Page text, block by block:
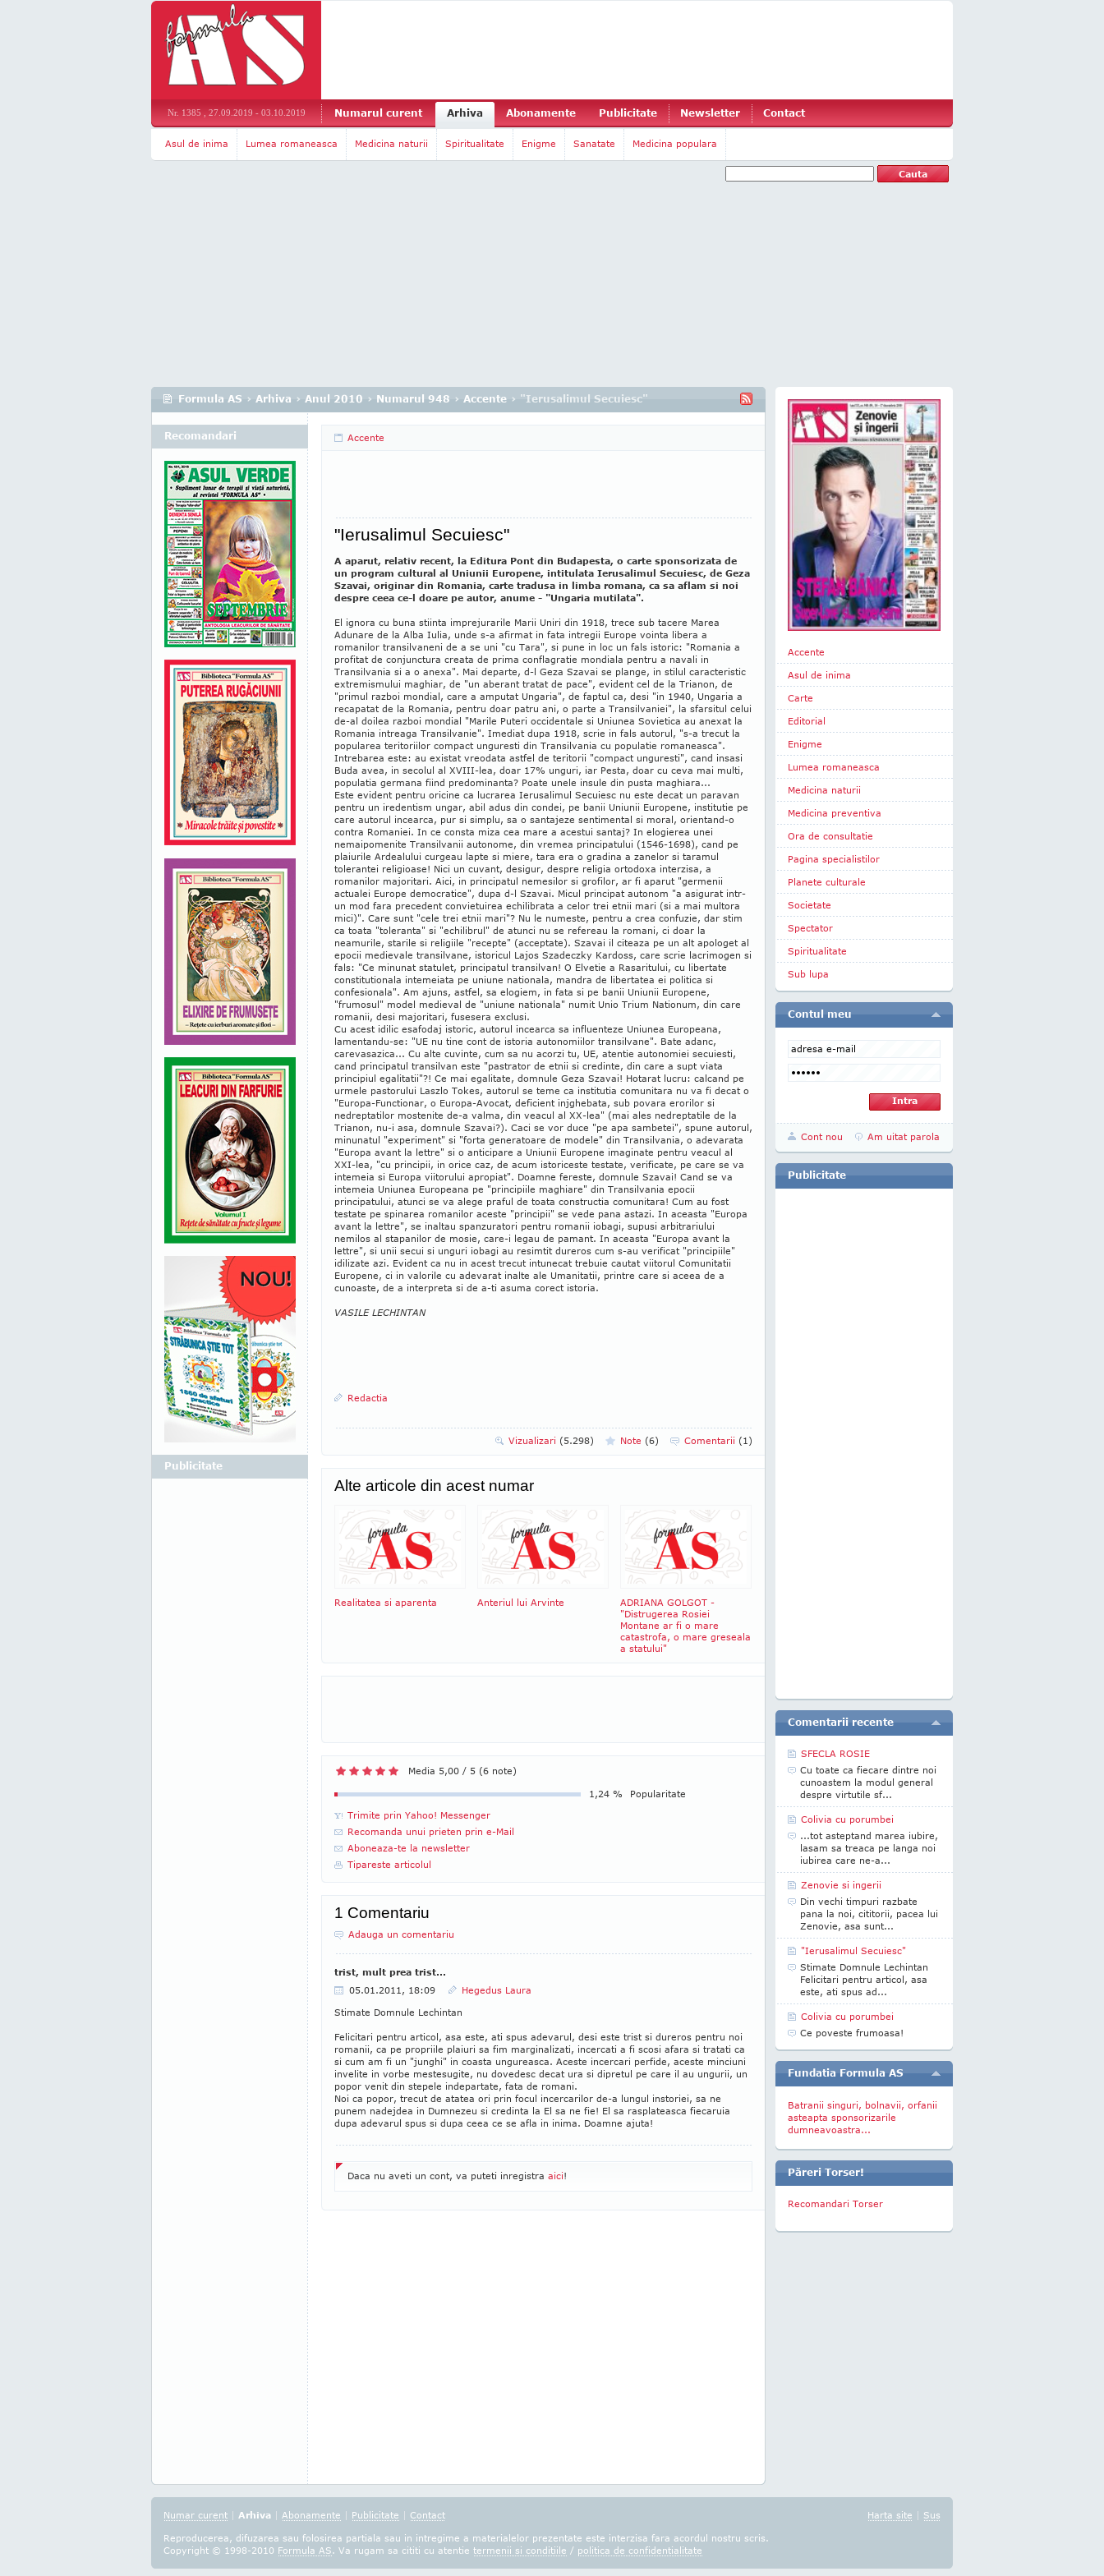
Nr. 1385 , 27.09.2019 - 03.10.2019 Numarul curent Arhiva Abonamente Publicitate Newsletter Contact
Asul de inima Lumea romaneasca Medicina naturii Spiritualitate Enigme Sanatate Medicina populara
Formula AS › Arhiva › Anul 2010 › Numarul 948 › Accente › "Ierusalimul Secuiesc"
Accente
"Ierusalimul Secuiesc"
A aparut, relativ recent, la Editura Pont din Budapesta, o carte sponsorizata de
un program cultural al Uniunii Europene, intitulata Ierusalimul Secuiesc, de Geza
Szavai, originar din Romania, carte tradusa in limba romana, ca sa aflam si noi
despre ceea ce-l doare pe autor, anume - "Ungaria mutilata".
El ignora cu buna stiinta imprejurarile Marii Uniri din 1918, trece sub tacere Marea
Adunare de la Alba Iulia, unde s-a afirmat in fata intregii Europe vointa libera a
romanilor transilvaneni de a se uni "cu Tara", si pune in loc un fals istoric: "Romania a
profitat de conjunctura creata de prima conflagratie mondiala pentru a navali in
Transilvania si a o anexa". Mai departe, d-l Geza Szavai se plange, in stilul caracteristic
extremismului maghiar, de "un aberant tratat de pace", evident cel de la Trianon, de
"primul razboi mondial, care a amputat Ungaria", de faptul ca, desi "in 1940, Ungaria a
recapatat de la Romania, pentru doar patru ani, o parte a Transilvaniei", la sfarsitul celui
de-al doilea razboi mondial "Marile Puteri occidentale si Uniunea Sovietica au anexat la
Romania intreaga Transilvanie". Imediat dupa 1918, scrie in fals autorul, "s-a trecut la
popularea teritoriilor compact unguresti din Transilvania cu populatie romaneasca".
Intrebarea este: au existat vreodata astfel de teritorii "compact unguresti", cand insasi
Buda avea, in secolul al XVIII-lea, doar 17% unguri, iar Pesta, doar cu ceva mai multi,
populatia germana fiind predominanta? Poate unele insule din pusta maghiara...
Este evident pentru oricine ca lucrarea Ierusalimul Secuiesc nu este decat un paravan
pentru un iredentism ungar, abil adus din condei, pe banii Uniunii Europene, institutie pe
care autorul incearca, pur si simplu, sa o santajeze sentimental si moral, orientand-o
contra Romaniei. In ce consta miza cea mare a acestui santaj? In elogierea unei
nemaipomenite Transilvanii autonome, din vremea principatului (1546-1698), cand pe
plaiurile Ardealului curgeau lapte si miere, tara era o gradina a zanelor si taramul
tolerantei religioase! Nici un cuvant, desigur, despre religia ortodoxa interzisa, a
romanilor majoritari. Aici, in principatul nemesilor si grofilor, ar fi aparut "germenii
actualei Europe democratice", dupa d-l Szavai. Micul principat autonom "a asigurat intr-
un mod fara precedent convietuirea echilibrata a celor trei etnii mari (si a mai multora
mici)". Care sunt "cele trei etnii mari"? Nu le numeste, pentru a crea confuzie, dar stim
ca toata "toleranta" si "echilibrul" de atunci nu se refereau la romani, ci doar la
neamurile, starile si religiile "recepte" (acceptate). Szavai il citeaza pe un alt apologet al
epocii medievale transilvane, istoricul Lajos Szadeczky Kardoss, care scrie lacrimogen si
fals: "Ce minunat statulet, principatul transilvan! O Elvetie a Rasaritului, cu libertate
constitutionala intemeiata pe uniune nationala, mandra de libertatea ei politica si
confesionala". Am ajuns, astfel, sa elogiem, in fata si pe banii Uniunii Europene,
"frumosul" model medieval de "uniune nationala" numit Unio Trium Nationum, din care
romanii, desi majoritari, fusesera exclusi.
Cu acest idilic esafodaj istoric, autorul incearca sa influenteze Uniunea Europeana,
lamentandu-se: "UE nu tine cont de istoria autonomiilor transilvane". Bate adanc,
carevasazica... Cu alte cuvinte, cum sa nu acorzi tu, UE, atentie autonomiei secuiesti,
cand principatul transilvan este "pastrator de etnii si credinte, din care a supt viata
principiul egalitatii"?! Ce mai egalitate, domnule Geza Szavai! Hotarat lucru: calcand pe
urmele pastorului Laszlo Tokes, autorul se teme ca institutia comunitara nu va fi decat o
"Europa-Functionar, o Europa-Avocat, deficient injghebata, sub povara erorilor si
nedreptatilor mostenite de-a valma, din veacul al XX-lea" (mai ales nedreptatile de la
Trianon, nu-i asa, domnule Szavai?). Caci se vor duce "pe apa sambetei", spune autorul,
minunatul "experiment" si "forta generatoare de modele" din Transilvania, o adevarata
"Europa avant la lettre" si o anticipare a Uniunii Europene imaginate pentru veacul al
XXI-lea, "cu principii, in orice caz, de acum istoriceste testate, verificate, pe care se va
intemeia si Europa viitorului apropiat". Doamne fereste, domnule Szavai! Cand se va
intemeia Uniunea Europeana pe "principiile maghiare" din Transilvania epocii
principatului, atunci se va alege praful de toata constructia comunitara! Cum au fost
testate pe spinarea romanilor aceste "principii" se vede pana astazi. In aceasta "Europa
avant la lettre", se inaltau spanzuratori pentru romanii iobagi, supusi arbitrariului
nemilos al stapanilor de mosie, care-i legau de pamant. In aceasta "Europa avant la
lettre", si unii secui si unguri iobagi au resimtit dureros cum s-au verificat "principiile"
idilizate azi. Evident ca nu in acest trecut intunecat trebuie cautat viitorul Comunitatii
Europene, ci in valorile cu adevarat inalte ale Umanitatii, printre care si aceea de a
cunoaste, de a interpreta si de a-ti asuma corect istoria.
VASILE LECHINTAN
Redactia
Vizualizari (5.298) Note (6) Comentarii (1)
Alte articole din acest numar
Realitatea si aparenta Anteriul lui Arvinte
ADRIANA GOLGOT -
"Distrugerea Rosiei
Montane ar fi o mare
catastrofa, o mare greseala
a statului"
Media 5,00 / 5 (6 note)
Popularitate
1,24 %
Trimite prin Yahoo! Messenger
Recomanda unui prieten prin e-Mail
Aboneaza-te la newsletter
Tipareste articolul
1 Comentariu
Adauga un comentariu
trist, mult prea trist...
05.01.2011, 18:09
Hegedus Laura
Stimate Domnule Lechintan
Felicitari pentru articol, asa este, ati spus adevarul, desi este trist si dureros pentru noi
romanii, ca pe propriile plaiuri sa fim marginalizati, incercati a fi scosi afara si tratati ca
si cum am fi un "junghi" in coasta ungureasca. Aceste incercari perfide, aceste minciuni
invelite in vorbe mestesugite, nu dovedesc decat ura si dipretul pe care il au ungurii, un
popor venit din stepele indepartate, fata de romani.
Noi ca popor, trecut de atatea ori prin focul incercarilor de-a lungul instoriei, sa ne
punem nadejdea in Dumnezeu si credinta la El sa ne fie! El sa rasplateasca fiecaruia
dupa adevarul spus si dupa ceea ce se afla in inima. Doamne ajuta!
Daca nu aveti un cont, va puteti inregistra aici!
Recomandari
Publicitate
Accente
Asul de inima
Carte
Editorial
Enigme
Lumea romaneasca
Medicina naturii
Medicina preventiva
Ora de consultatie
Pagina specialistilor
Planete culturale
Societate
Spectator
Spiritualitate
Sub lupa
Contul meu
Cont nou Am uitat parola
Publicitate
Comentarii recente
SFECLA ROSIE
Cu toate ca fiecare dintre noi
cunoastem la modul general
despre virtutile sf...
Colivia cu porumbei
...tot asteptand marea iubire,
lasam sa treaca pe langa noi
iubirea care ne-a...
Zenovie si ingerii
Din vechi timpuri razbate
pana la noi, cititorii, pacea lui
Zenovie, asa sunt...
"Ierusalimul Secuiesc"
Stimate Domnule Lechintan
Felicitari pentru articol, asa
este, ati spus ad...
Colivia cu porumbei
Ce poveste frumoasa!
Fundatia Formula AS
Batranii singuri, bolnavii, orfanii
asteapta sponsorizarile
dumneavoastra...
Păreri Torser!
Recomandari Torser
Harta site | Sus
Numar curent | Arhiva | Abonamente | Publicitate | Contact
Reproducerea, difuzarea sau folosirea partiala sau in intregime a materialelor prezentate este interzisa fara acordul nostru scris.
Copyright © 1998-2010 Formula AS. Va rugam sa cititi cu atentie termenii si conditiile / politica de confidentialitate